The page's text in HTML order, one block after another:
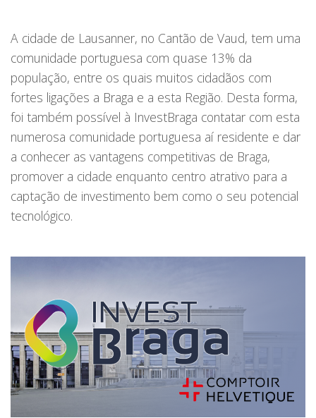
A cidade de Lausanner, no Cantão de Vaud, tem uma
comunidade portuguesa com quase 13% da
população, entre os quais muitos cidadãos com
fortes ligações a Braga e a esta Região. Desta forma,
foi também possível à InvestBraga contatar com esta
numerosa comunidade portuguesa aí residente e dar
a conhecer as vantagens competitivas de Braga,
promover a cidade enquanto centro atrativo para a
captação de investimento bem como o seu potencial
tecnológico.